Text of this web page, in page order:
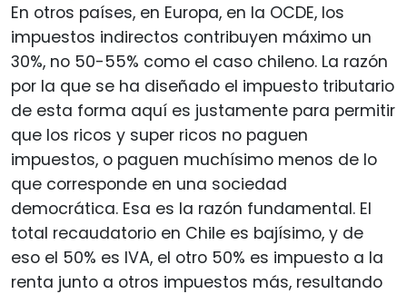
En otros países, en Europa, en la OCDE, los
impuestos indirectos contribuyen máximo un
30%, no 50-55% como el caso chileno. La razón
por la que se ha diseñado el impuesto tributario
de esta forma aquí es justamente para permitir
que los ricos y super ricos no paguen
impuestos, o paguen muchísimo menos de lo
que corresponde en una sociedad
democrática. Esa es la razón fundamental. El
total recaudatorio en Chile es bajísimo, y de
eso el 50% es IVA, el otro 50% es impuesto a la
renta junto a otros impuestos más, resultando